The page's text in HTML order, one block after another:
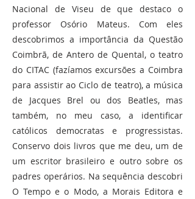
Nacional de Viseu de que destaco o
professor Osório Mateus. Com eles
descobrimos a importância da Questão
Coimbrã, de Antero de Quental, o teatro
do CITAC (fazíamos excursões a Coimbra
para assistir ao Ciclo de teatro), a música
de Jacques Brel ou dos Beatles, mas
também, no meu caso, a identificar
católicos democratas e progressistas.
Conservo dois livros que me deu, um de
um escritor brasileiro e outro sobre os
padres operários. Na sequência descobri
O Tempo e o Modo, a Morais Editora e